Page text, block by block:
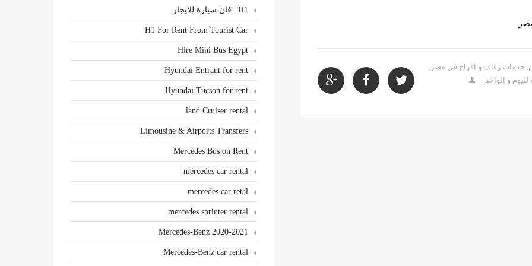
, خدمات زفاف و افراح في مصر ,
و الواحد
H1 | فان سيارة للايجار
H1 For Rent From Tourist Car
Hire Mini Bus Egypt
Hyundai Entrant for rent
Hyundai Tucson for rent
land Cruiser rental
Limousine & Airports Transfers
Mercedes Bus on Rent
mercedes car rental
mercedes car retal
mercedes sprinter rental
Mercedes-Benz 2020-2021
Mercedes-Benz car rental